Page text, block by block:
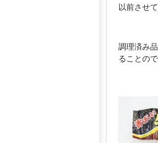
以前させ
調理済み
ることの